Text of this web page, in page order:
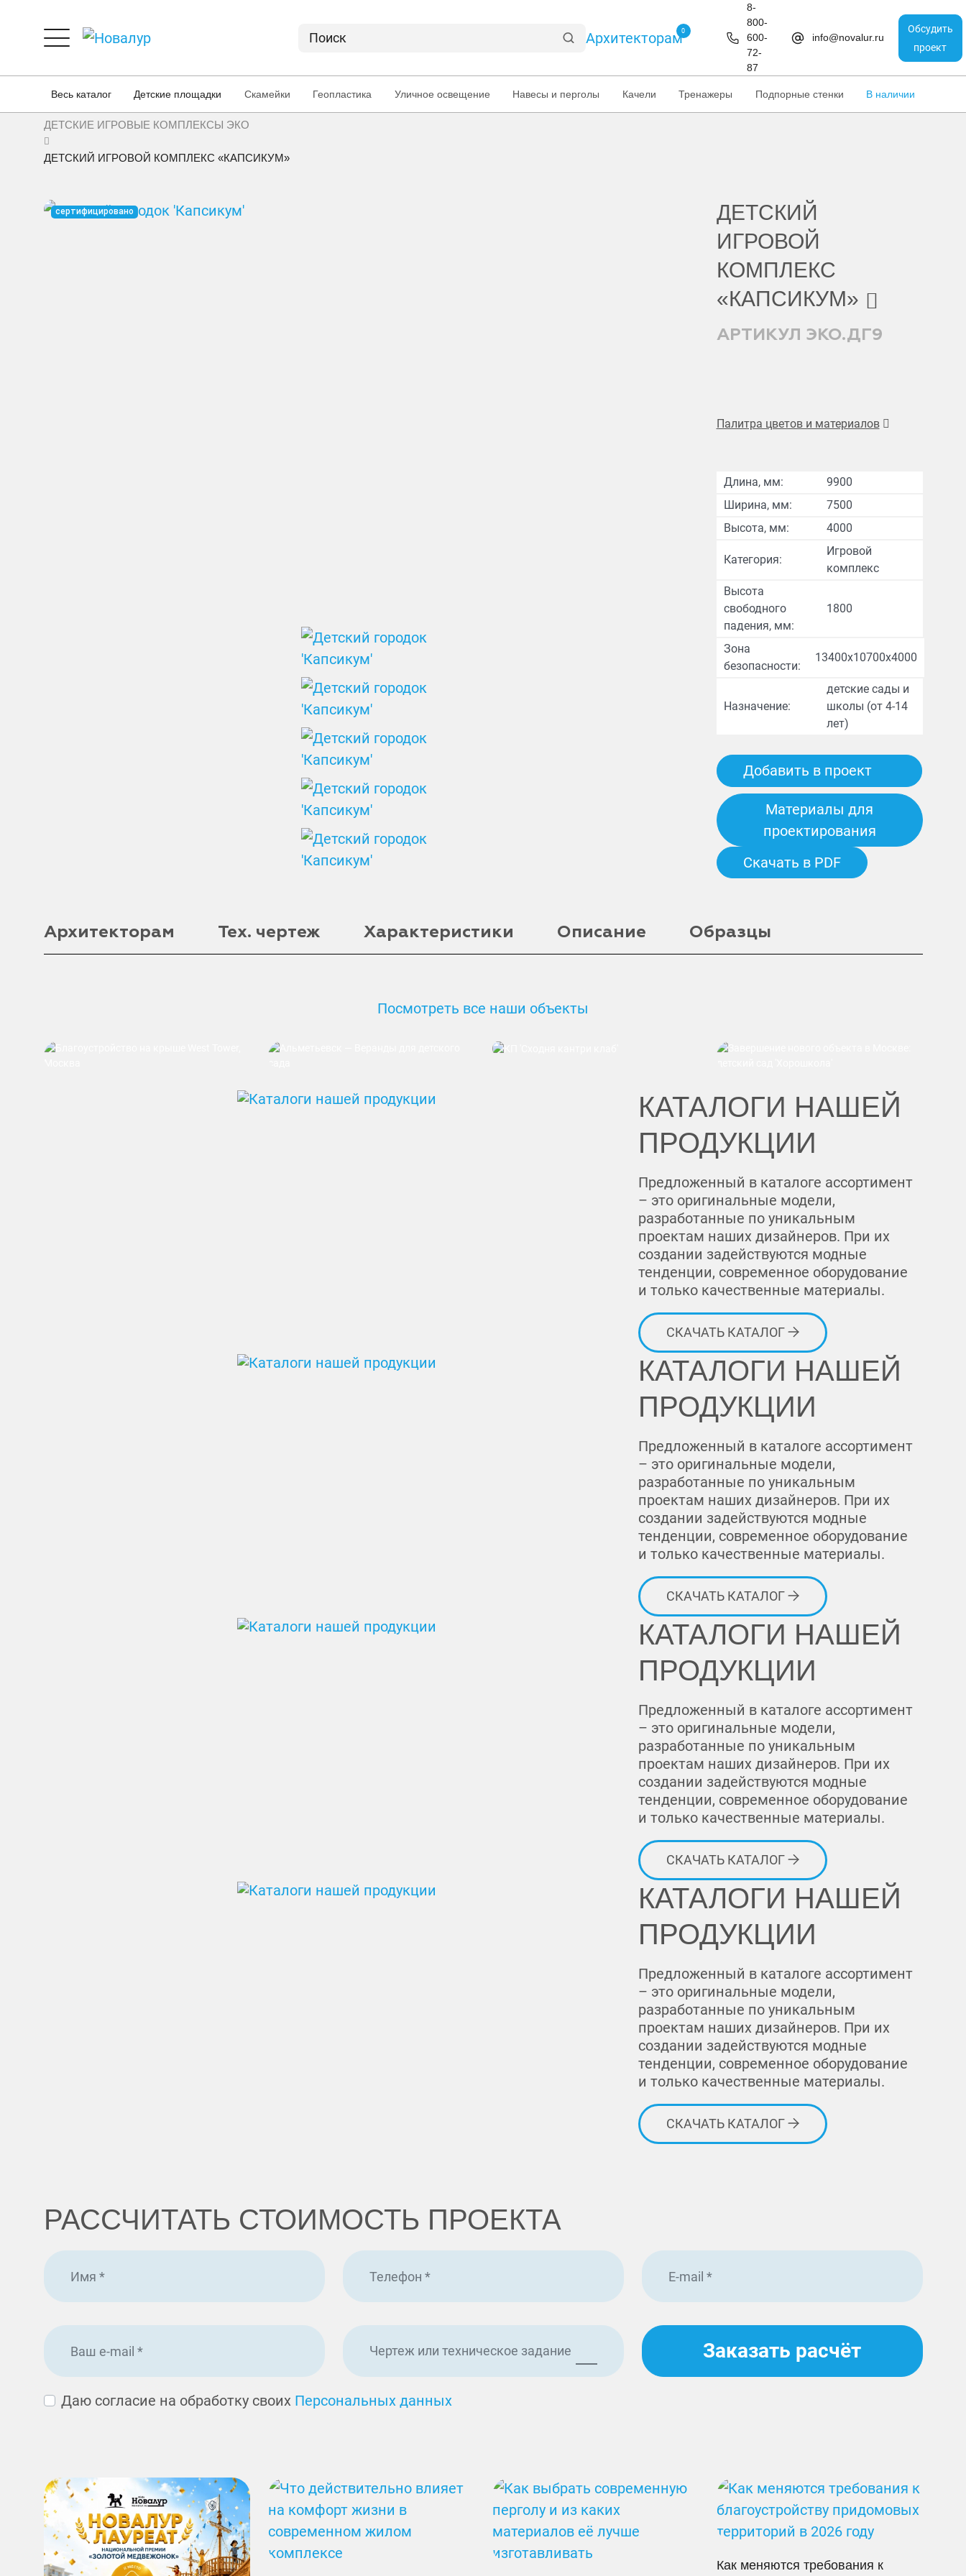
Архитекторам0
8-
800-
600-
72-
87
info@novalur.ru
Обсудить
проект
Весь каталог Детские площадки Скамейки Геопластика Уличное освещение Навесы и перголы Качели Тренажеры Подпорные стенки В наличии
ГЛАВНАЯ
ДЕТСКИЕ ПЛОЩАДКИ
ДЕТСКИЕ ИГРОВЫЕ КОМПЛЕКСЫ ЭКО
ДЕТСКИЙ ИГРОВОЙ КОМПЛЕКС «КАПСИКУМ»
сертифицировано
ДЕТСКИЙ
ИГРОВОЙ
КОМПЛЕКС
«КАПСИКУМ»
АРТИКУЛ ЭКО.ДГ9
Палитра цветов и материалов
Длина, мм:
9900
Ширина, мм:
7500
Высота, мм:
4000
Категория:
Игровой
комплекс
Высота
свободного
падения, мм:
1800
Зона
безопасности:
13400х10700х4000
Назначение:
детские сады и
школы (от 4-14
лет)
Добавить в проект
Материалы для
проектирования
Скачать в PDF
Архитекторам Тех. чертеж Характеристики Описание Образцы
Посмотреть все наши объекты
КАТАЛОГИ НАШЕЙ
ПРОДУКЦИИ
Предложенный в каталоге ассортимент
– это оригинальные модели,
разработанные по уникальным
проектам наших дизайнеров. При их
создании задействуются модные
тенденции, современное оборудование
и только качественные материалы.
СКАЧАТЬ КАТАЛОГ
КАТАЛОГИ НАШЕЙ
ПРОДУКЦИИ
Предложенный в каталоге ассортимент
– это оригинальные модели,
разработанные по уникальным
проектам наших дизайнеров. При их
создании задействуются модные
тенденции, современное оборудование
и только качественные материалы.
СКАЧАТЬ КАТАЛОГ
КАТАЛОГИ НАШЕЙ
ПРОДУКЦИИ
Предложенный в каталоге ассортимент
– это оригинальные модели,
разработанные по уникальным
проектам наших дизайнеров. При их
создании задействуются модные
тенденции, современное оборудование
и только качественные материалы.
СКАЧАТЬ КАТАЛОГ
КАТАЛОГИ НАШЕЙ
ПРОДУКЦИИ
Предложенный в каталоге ассортимент
– это оригинальные модели,
разработанные по уникальным
проектам наших дизайнеров. При их
создании задействуются модные
тенденции, современное оборудование
и только качественные материалы.
СКАЧАТЬ КАТАЛОГ
РАССЧИТАТЬ СТОИМОСТЬ ПРОЕКТА
Чертеж или техническое задание Заказать расчёт
Даю согласие на обработку своих Персональных данных
Как меняются требования к